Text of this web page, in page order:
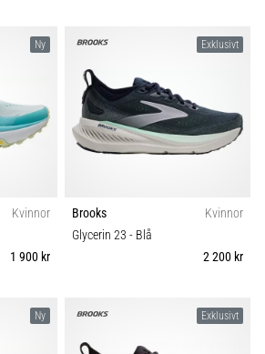
Ny
Kvinnor
1 900 kr
Exklusivt
Brooks
Kvinnor
Glycerin 23 - Blå
2 200 kr
Ny Exklusivt